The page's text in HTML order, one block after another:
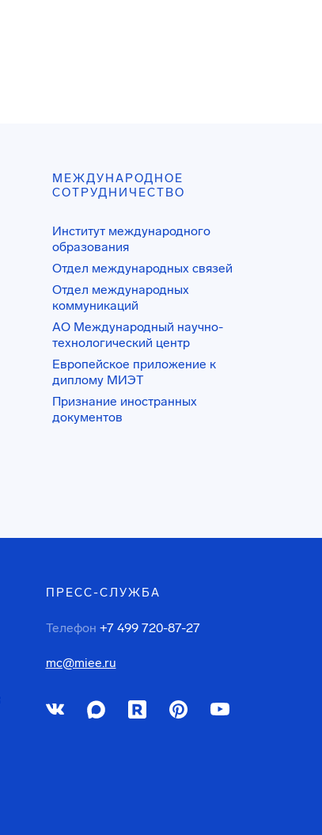
МЕЖДУНАРОДНОЕ
СОТРУДНИЧЕСТВО
Институт международного
образования
Отдел международных связей
Отдел международных
коммуникаций
АО Международный научно-
технологический центр
Европейское приложение к
диплому МИЭТ
Признание иностранных
документов
ПРЕСС-СЛУЖБА
Телефон +7 499 720-87-27
mc@miee.ru